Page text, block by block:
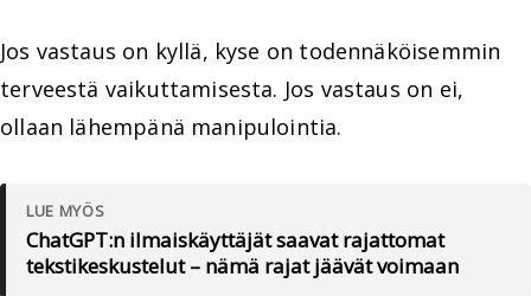
Jos vastaus on kyllä, kyse on todennäköisemmin
terveestä vaikuttamisesta. Jos vastaus on ei,
ollaan lähempänä manipulointia.
LUE MYÖS
ChatGPT:n ilmaiskäyttäjät saavat rajattomat
tekstikeskustelut – nämä rajat jäävät voimaan